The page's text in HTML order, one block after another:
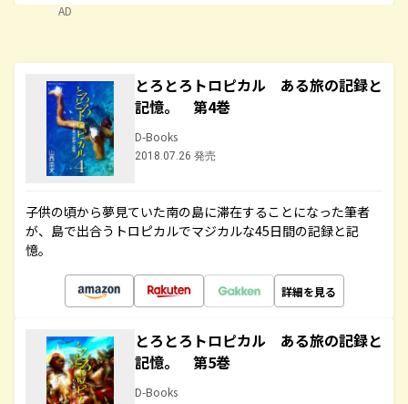
AD
とろとろトロピカル ある旅の記録と
記憶。 第4巻
D-Books
2018.07.26 発売
子供の頃から夢見ていた南の島に滞在することになった筆者
が、島で出合うトロピカルでマジカルな45日間の記録と記
憶。
詳細を見る
とろとろトロピカル ある旅の記録と
記憶。 第5巻
D-Books